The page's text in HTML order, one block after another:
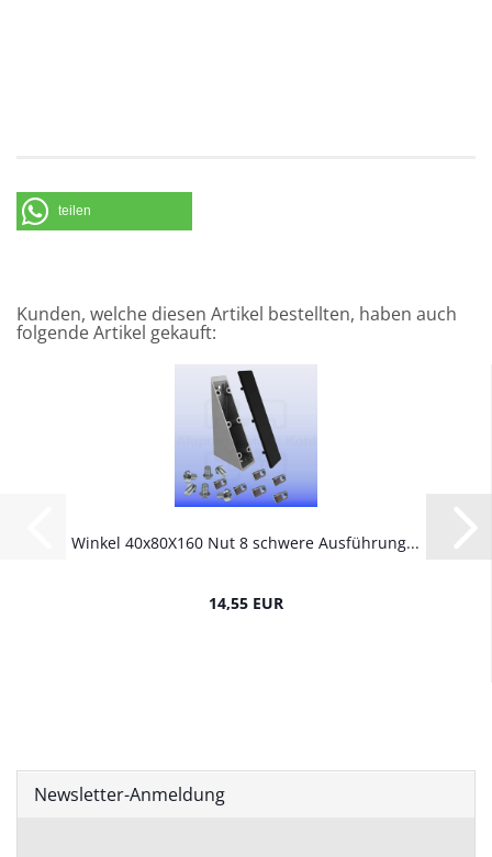
teilen
Kunden, welche diesen Artikel bestellten, haben auch
folgende Artikel gekauft:
Winkel 40x80X160 Nut 8 schwere Ausführung...
14,55 EUR
Newsletter-Anmeldung